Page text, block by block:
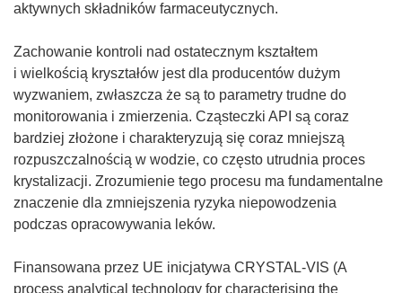
aktywnych składników farmaceutycznych.
Zachowanie kontroli nad ostatecznym kształtem
i wielkością kryształów jest dla producentów dużym
wyzwaniem, zwłaszcza że są to parametry trudne do
monitorowania i zmierzenia. Cząsteczki API są coraz
bardziej złożone i charakteryzują się coraz mniejszą
rozpuszczalnością w wodzie, co często utrudnia proces
krystalizacji. Zrozumienie tego procesu ma fundamentalne
znaczenie dla zmniejszenia ryzyka niepowodzenia
podczas opracowywania leków.
Finansowana przez UE inicjatywa CRYSTAL-VIS (A
process analytical technology for characterising the